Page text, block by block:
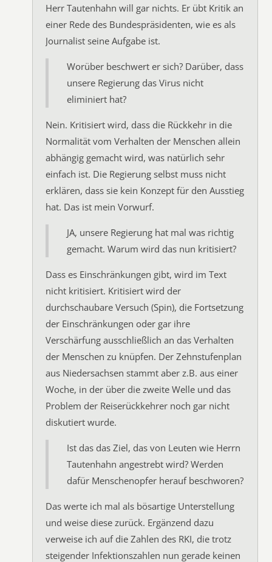
Herr Tautenhahn will gar nichts. Er übt Kritik an
einer Rede des Bundespräsidenten, wie es als
Journalist seine Aufgabe ist.
Worüber beschwert er sich? Darüber, dass
unsere Regierung das Virus nicht
eliminiert hat?
Nein. Kritisiert wird, dass die Rückkehr in die
Normalität vom Verhalten der Menschen allein
abhängig gemacht wird, was natürlich sehr
einfach ist. Die Regierung selbst muss nicht
erklären, dass sie kein Konzept für den Ausstieg
hat. Das ist mein Vorwurf.
JA, unsere Regierung hat mal was richtig
gemacht. Warum wird das nun kritisiert?
Dass es Einschränkungen gibt, wird im Text
nicht kritisiert. Kritisiert wird der
durchschaubare Versuch (Spin), die Fortsetzung
der Einschränkungen oder gar ihre
Verschärfung ausschließlich an das Verhalten
der Menschen zu knüpfen. Der Zehnstufenplan
aus Niedersachsen stammt aber z.B. aus einer
Woche, in der über die zweite Welle und das
Problem der Reiserückkehrer noch gar nicht
diskutiert wurde.
Ist das das Ziel, das von Leuten wie Herrn
Tautenhahn angestrebt wird? Werden
dafür Menschenopfer herauf beschworen?
Das werte ich mal als bösartige Unterstellung
und weise diese zurück. Ergänzend dazu
verweise ich auf die Zahlen des RKI, die trotz
steigender Infektionszahlen nun gerade keinen